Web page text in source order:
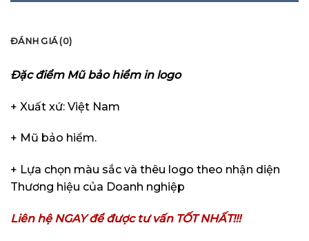
ĐÁNH GIÁ (0)
Đặc điểm Mũ bảo hiểm in logo
+ Xuất xứ: Việt Nam
+ Mũ bảo hiểm.
+ Lựa chọn màu sắc và thêu logo theo nhận diện
Thương hiệu của Doanh nghiệp
Liên hệ NGAY để được tư vấn TỐT NHẤT!!!